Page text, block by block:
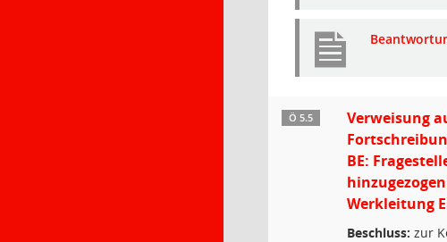
Ö 5.5
Verweisung
BE:
Werkleitung
Beschluss: zur